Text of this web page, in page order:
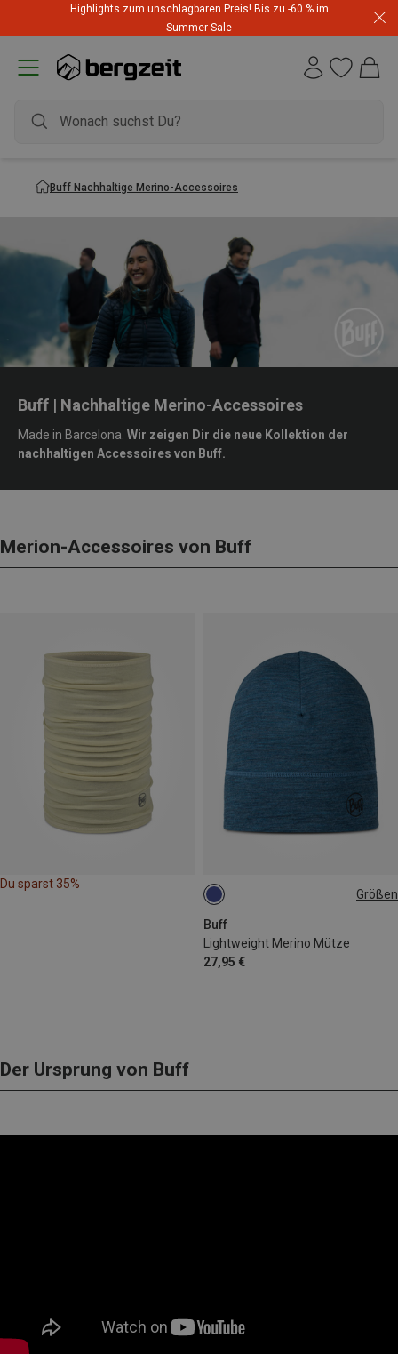
Highlights zum unschlagbaren Preis! Bis zu -60 % im
Summer Sale
Buff Nachhaltige Merino-Accessoires
Buff | Nachhaltige Merino-Accessoires
Made in Barcelona. Wir zeigen Dir die neue Kollektion der
nachhaltigen Accessoires von Buff.
Merion-Accessoires von Buff
Du sparst 35%
Größen
Buff
Lightweight Merino Mütze
27,95 €
ONE SIZE
Der Ursprung von Buff